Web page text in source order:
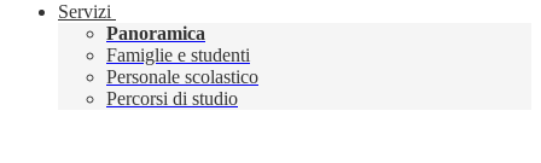
Servizi
Panoramica
Famiglie e studenti
Personale scolastico
Percorsi di studio